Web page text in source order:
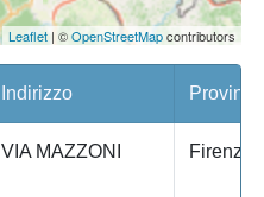
Leaflet| ©OpenStreetMapcontributors
Indirizzo
VIA MAZZONI Firenze